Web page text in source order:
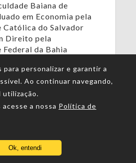
Baiana de
em Economia pela
Católica do Salvador
Direito pela
da Bahia
de Direito (pós-
Judiciário e
de
Eleições do Tribunal
da Bahia.
para personalizar e garantir a
Ao continuar navegando,
utilização.
a nossa Política de
Ok, entendi